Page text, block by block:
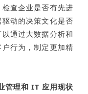
查企业是否有先进
动的决策文化是否
通过大数据分析和
行为，制定更加精
管理和 IT 应用现状